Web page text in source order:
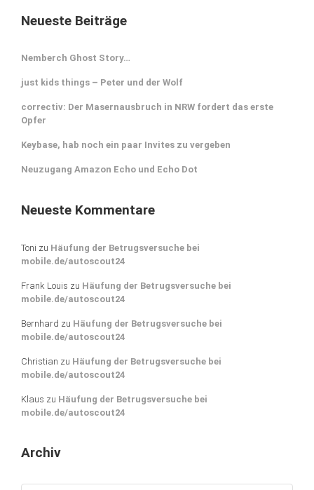
Neueste Beiträge
Nemberch Ghost Story…
just kids things – Peter und der Wolf
correctiv: Der Masernausbruch in NRW fordert das erste
Opfer
Keybase, hab noch ein paar Invites zu vergeben
Neuzugang Amazon Echo und Echo Dot
Neueste Kommentare
Toni zu Häufung der Betrugsversuche bei
mobile.de/autoscout24
Frank Louis zu Häufung der Betrugsversuche bei
mobile.de/autoscout24
Bernhard zu Häufung der Betrugsversuche bei
mobile.de/autoscout24
Christian zu Häufung der Betrugsversuche bei
mobile.de/autoscout24
Klaus zu Häufung der Betrugsversuche bei
mobile.de/autoscout24
Archiv